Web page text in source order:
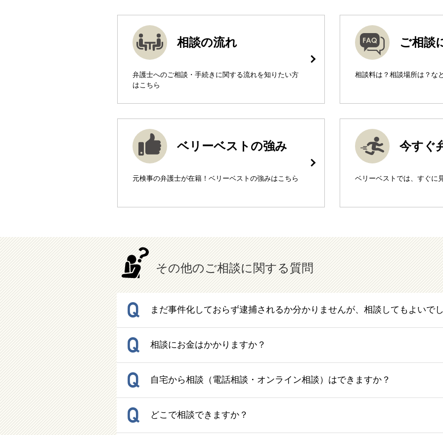
相談の流れ
弁護士へのご相談・手続きに関する流れを知りたい方
はこちら
ご相談
相談料は？相談場所は？な
ベリーベストの強み
元検事の弁護士が在籍！ベリーベストの強みはこちら
今すぐ
ベリーベストでは、すぐに
その他のご相談に関する質問
Q まだ事件化しておらず逮捕されるか分かりませんが、相談してもよいで
Q 相談にお金はかかりますか？
Q 自宅から相談（電話相談・オンライン相談）はできますか？
Q どこで相談できますか？